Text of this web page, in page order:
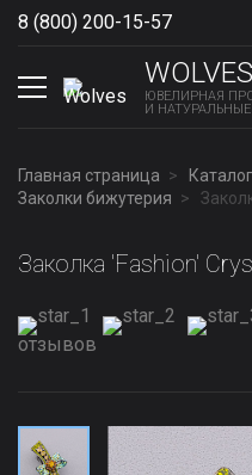
8 (800) 200-15-57
WOLVES
ЮВЕЛИРНАЯ
И
Главная страница Каталог
Заколки бижутерия
Заколка 'Fashion'
отзывов